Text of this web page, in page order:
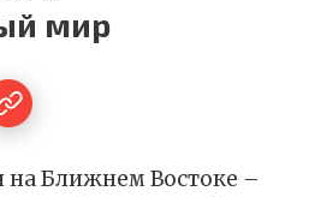
мир
на Ближнем Востоке –